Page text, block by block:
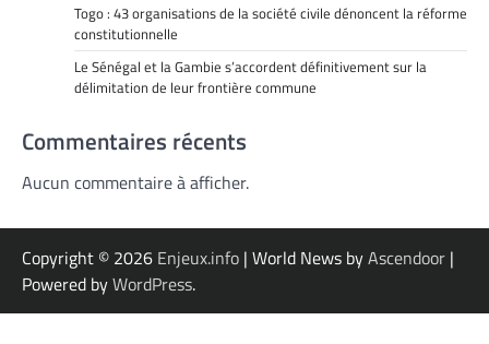
Togo : 43 organisations de la société civile dénoncent la réforme
constitutionnelle
Le Sénégal et la Gambie s’accordent définitivement sur la
délimitation de leur frontière commune
Commentaires récents
Aucun commentaire à afficher.
Copyright © 2026 Enjeux.info | World News byAscendoor |
Powered byWordPress.